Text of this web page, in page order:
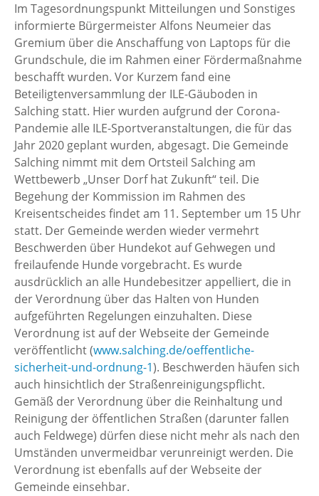
Im Tagesordnungspunkt Mitteilungen und Sonstiges
informierte Bürgermeister Alfons Neumeier das
Gremium über die Anschaffung von Laptops für die
Grundschule, die im Rahmen einer Fördermaßnahme
beschafft wurden. Vor Kurzem fand eine
Beteiligtenversammlung der ILE-Gäuboden in
Salching statt. Hier wurden aufgrund der Corona-
Pandemie alle ILE-Sportveranstaltungen, die für das
Jahr 2020 geplant wurden, abgesagt. Die Gemeinde
Salching nimmt mit dem Ortsteil Salching am
Wettbewerb „Unser Dorf hat Zukunft“ teil. Die
Begehung der Kommission im Rahmen des
Kreisentscheides findet am 11. September um 15 Uhr
statt. Der Gemeinde werden wieder vermehrt
Beschwerden über Hundekot auf Gehwegen und
freilaufende Hunde vorgebracht. Es wurde
ausdrücklich an alle Hundebesitzer appelliert, die in
der Verordnung über das Halten von Hunden
aufgeführten Regelungen einzuhalten. Diese
Verordnung ist auf der Webseite der Gemeinde
veröffentlicht (www.salching.de/oeffentliche-
sicherheit-und-ordnung-1). Beschwerden häufen sich
auch hinsichtlich der Straßenreinigungspflicht.
Gemäß der Verordnung über die Reinhaltung und
Reinigung der öffentlichen Straßen (darunter fallen
auch Feldwege) dürfen diese nicht mehr als nach den
Umständen unvermeidbar verunreinigt werden. Die
Verordnung ist ebenfalls auf der Webseite der
Gemeinde einsehbar.